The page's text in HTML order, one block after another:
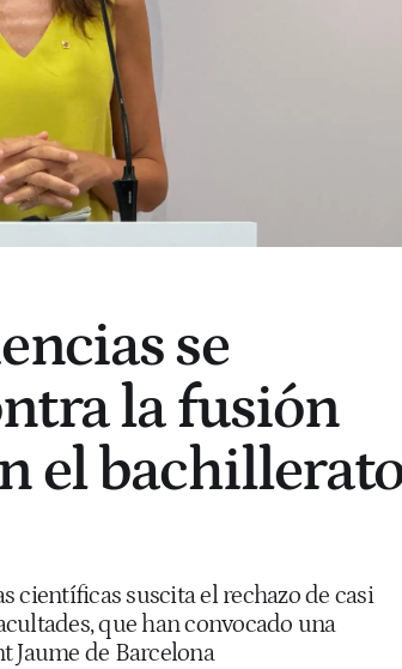
se
la fusión
el
científicas suscita el rechazo de casi
que han convocado una
Jaume de Barcelona